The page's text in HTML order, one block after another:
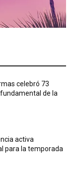
celebró 73
de la
activa
para la temporada